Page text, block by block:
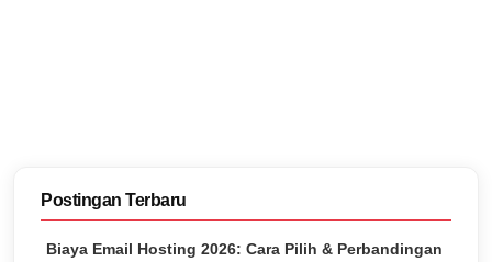
Postingan Terbaru
Biaya Email Hosting 2026: Cara Pilih & Perbandingan